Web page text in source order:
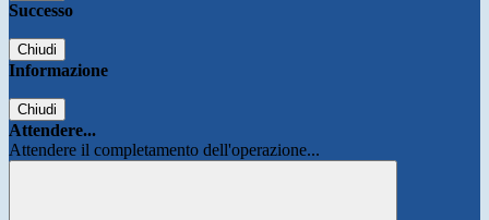
Successo
Chiudi
Informazione
Chiudi
Attendere...
Attendere il completamento dell'operazione...